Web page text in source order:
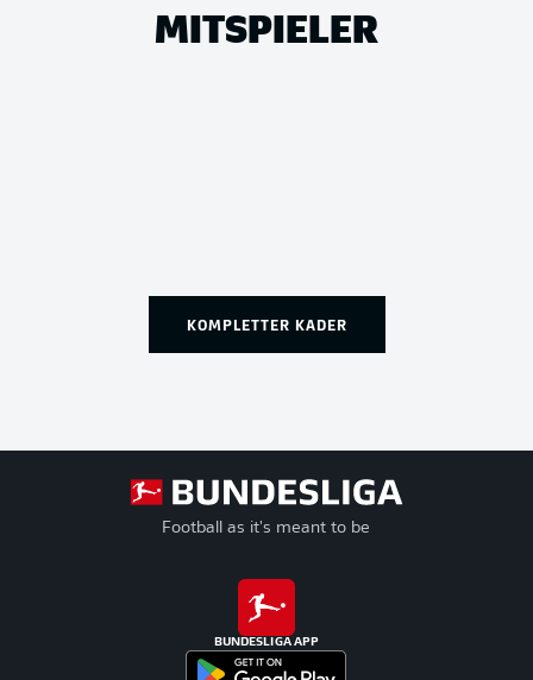
MITSPIELER
KOMPLETTER KADER
Football as it's meant to be
BUNDESLIGA APP